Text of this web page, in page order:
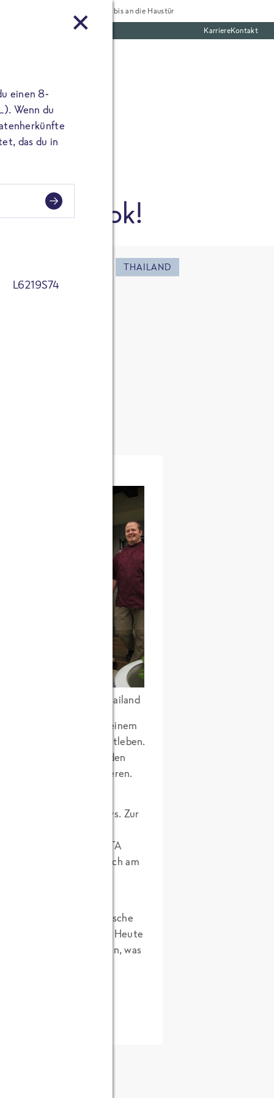
Tiefgekühlt bis an die Haustür
KarriereKontakt
Boxen
Bangkok!
THAILAND
Scouts-Team für Thailand
kann? Nach einem
in das Bangkoker Nachtleben.
Gerueche, die aus den
zu satt zum Probieren.
Thai-Airways. Zur
Unser neues FRoSTA
den Wolken, als auch am
Hier türmen sich exotische
unsere Food Scouts. Heute
werden. Mal sehen, was
E-Mail Adresse
erscheint
genommen. Ich
einen 8-
Wenn du
das du in
L6219S74